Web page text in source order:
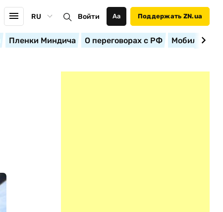
RU Войти Аа Поддержать ZN.ua
Пленки Миндича О переговорах с РФ